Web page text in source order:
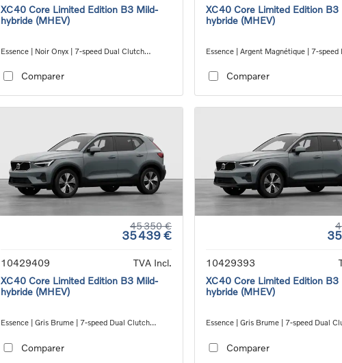
XC40 Core Limited Edition B3 Mild-
hybride (MHEV)
Essence | Noir Onyx | 7-speed Dual Clutch
Comparer
XC40 Core Limited Edition B3
hybride (MHEV)
Essence | Argent Magnétique | 7-speed
Comparer
45 350 €
35 439 €
10429409
TVA Incl.
XC40 Core Limited Edition B3 Mild-
hybride (MHEV)
Essence | Gris Brume | 7-speed Dual Clutch
Comparer
10429393
XC40 Core Limited Edition B3
hybride (MHEV)
Essence | Gris Brume | 7-speed Dual
Comparer